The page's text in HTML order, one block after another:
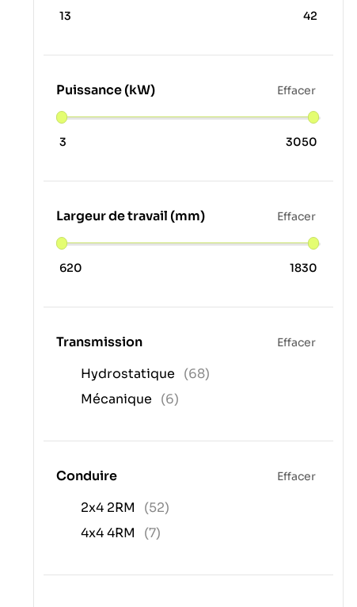
13 42
Puissance (kW) Effacer
3 3050
Largeur de travail (mm) Effacer
620 1830
Transmission Effacer
Hydrostatique
(68)
Mécanique
(6)
Conduire Effacer
2x4 2RM
(52)
4x4 4RM
(7)